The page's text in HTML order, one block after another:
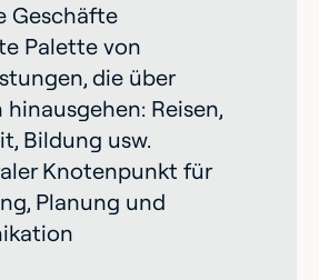
Geschäfte
Palette von
die über
hinausgehen: Reisen,
Bildung usw.
Knotenpunkt für
Planung und